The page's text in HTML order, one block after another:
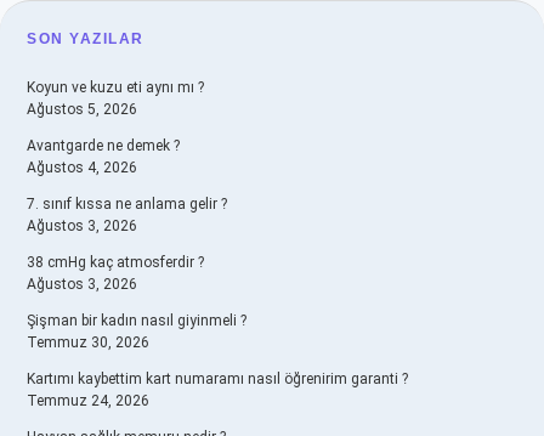
SIDEBAR
SON YAZILAR
Koyun ve kuzu eti aynı mı ?
Ağustos 5, 2026
Avantgarde ne demek ?
Ağustos 4, 2026
7. sınıf kıssa ne anlama gelir ?
Ağustos 3, 2026
38 cmHg kaç atmosferdir ?
Ağustos 3, 2026
Şişman bir kadın nasıl giyinmeli ?
Temmuz 30, 2026
Kartımı kaybettim kart numaramı nasıl öğrenirim garanti ?
Temmuz 24, 2026